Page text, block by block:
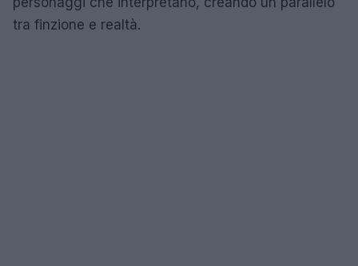
tra finzione e realtà.